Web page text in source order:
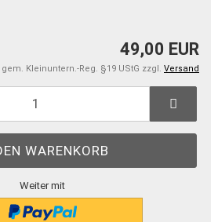
49,00 EUR
Kleinuntern.-Reg. §19 UStG zzgl. Versand
Weiter mit